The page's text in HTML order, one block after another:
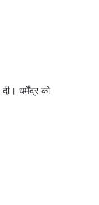
धर्मेंद्र को